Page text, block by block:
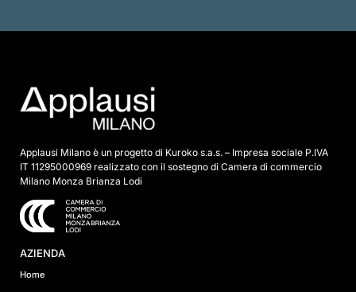
u
Applausi Milano è un progetto di Kuroko s.a.s. – Impresa sociale P.IVA
IT 11295000969 realizzato con il sostegno di Camera di commercio
Milano Monza Brianza Lodi
AZIENDA
Home